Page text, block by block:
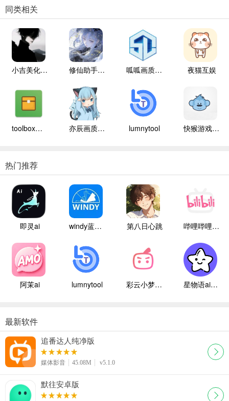
同类相关
小吉美化包助手 修仙助手手机版 呱呱画质盒子 夜猫互娱
toolbox辅助器 亦辰画质大师 lumnytool 快猴游戏盒子
热门推荐
即灵ai windy蓝色气象 第八日心跳 哔哩哔哩白色版
阿茉ai lumnytool 彩云小梦国际版 星物语ai聊天
最新软件
追番达人纯净版
媒体影音 45.08M v5.1.0
默往安卓版